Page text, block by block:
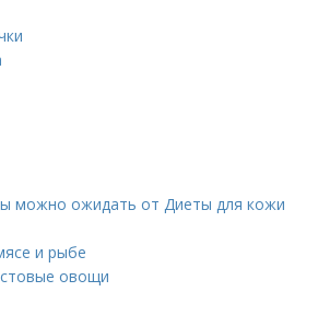
можно ожидать от Диеты для кожи
и рыбе
овощи